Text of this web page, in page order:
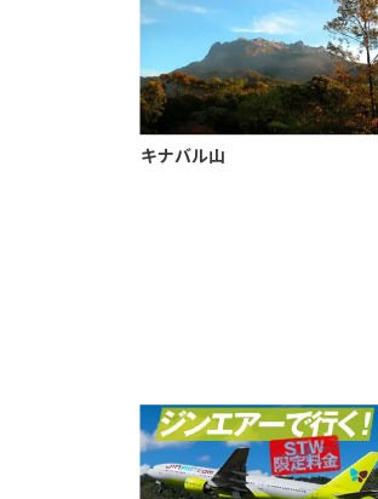
キナバル山